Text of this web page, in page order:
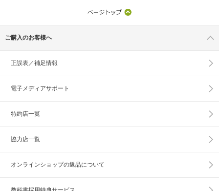
ご購入のお客様へ
正誤表／補足情報
電子メディアサポート
特約店一覧
協力店一覧
オンラインショップの返品について